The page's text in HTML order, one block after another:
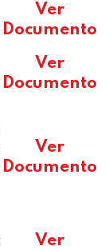
Ver
Documento
Ver
Documento
Ver
Documento
Ver